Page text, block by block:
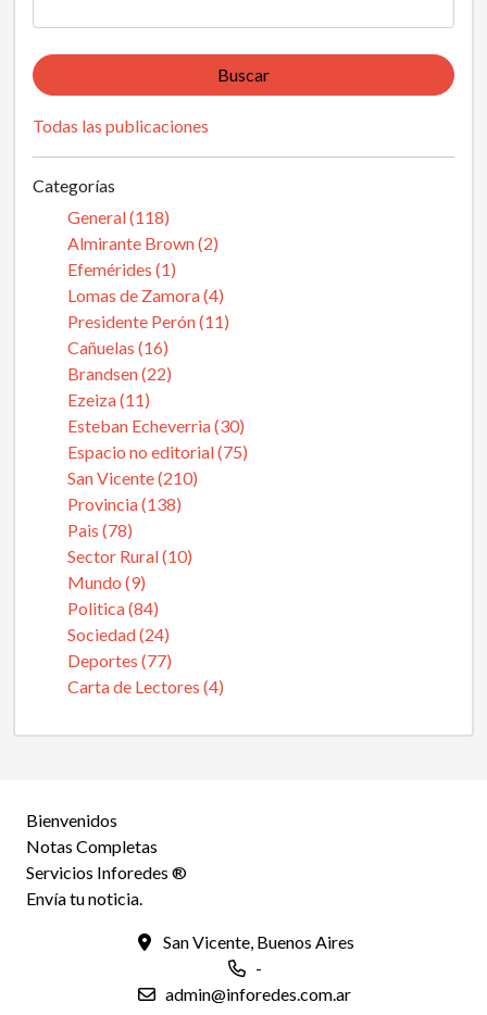
Buscar
Todas las publicaciones
Categorías
General (118)
Almirante Brown (2)
Efemérides (1)
Lomas de Zamora (4)
Presidente Perón (11)
Cañuelas (16)
Brandsen (22)
Ezeiza (11)
Esteban Echeverria (30)
Espacio no editorial (75)
San Vicente (210)
Provincia (138)
Pais (78)
Sector Rural (10)
Mundo (9)
Politica (84)
Sociedad (24)
Deportes (77)
Carta de Lectores (4)
Bienvenidos
Notas Completas
Servicios Inforedes ®
Envía tu noticia.
San Vicente, Buenos Aires
-
admin@inforedes.com.ar